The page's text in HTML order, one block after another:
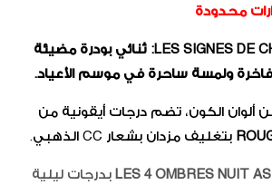
إصدار محدود LES SIGNES DE CHANEL: ثنائي بودرة مضيئة
فاخرة ولمسة ساحرة في موسم الأعياد.
الكون، تضم درجات أيقونية من
بتغليف مزدان بشعار CC الذهبي.
LES 4 OMBRES NUIT بدرجات ليلية